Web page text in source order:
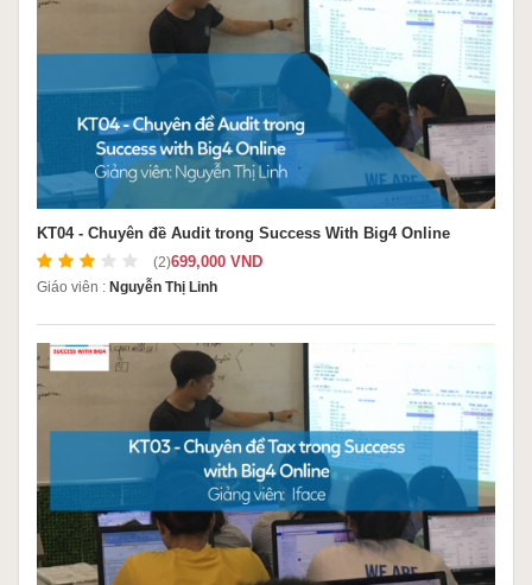
KT04 - Chuyên đề Audit trong Success With Big4 Online
(2)699,000 VND
Giáo viên : Nguyễn Thị Linh